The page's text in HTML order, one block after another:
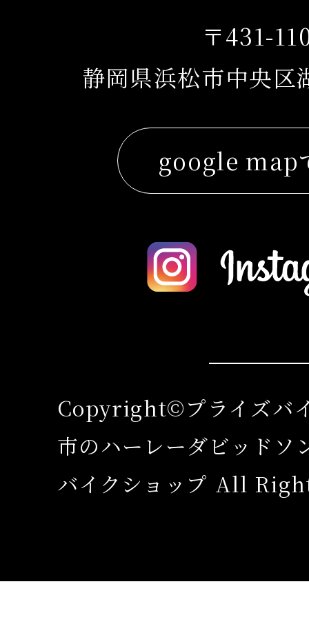
〒431-
静岡県浜松市中央
google map
Copyright©プライズバ
市のハーレーダビッドソ
バイクショップ All